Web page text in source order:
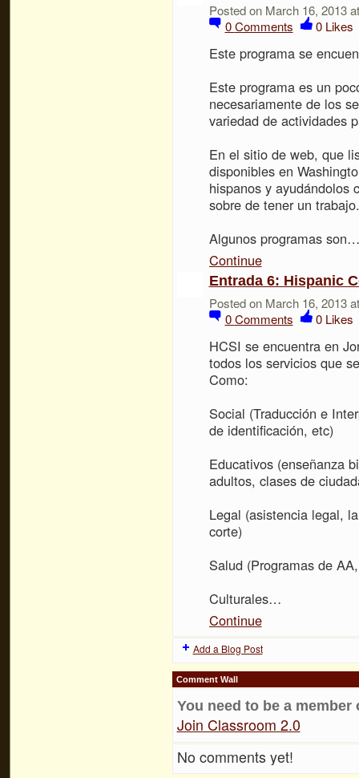
Posted on March 16, 2013
0Comments 0 Likes
Este programa se
Este programa es un
necesariamente de los
variedad de actividades
En el sitio de web, que
disponibles en
hispanos y ayudándolos
sobre de tener un trabajo.
Algunos programas son…
Continue
Entrada 6: Hispanic
Posted on March 16, 2013
0Comments 0 Likes
HCSI se encuentra en
todos los servicios que
Como:
Social (Traducción e
de identificación, etc)
Educativos (enseñanza
adultos, clases de
Legal (asistencia legal,
corte)
Salud (Programas de
Culturales…
Continue
Add a Blog Post
Comment Wall
You need to be a
Join Classroom 2.0
No comments yet!